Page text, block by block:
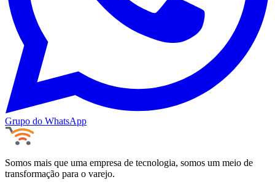
Grupo do WhatsApp
Somos mais que uma empresa de tecnologia, somos um meio de
transformação para o varejo.